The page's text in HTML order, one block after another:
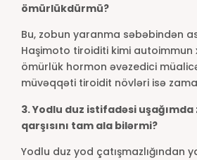
ömürlükdürmü?
Bu, zobun yaranma səbəbindən
Haşimoto tiroiditi kimi
ömürlük hormon əvəzedici
müvəqqəti tiroidit növləri isə
3. Yodlu duz istifadəsi uşağımda
qarşısını tam ala bilərmi?
Yodlu duz yod çatışmazlığından